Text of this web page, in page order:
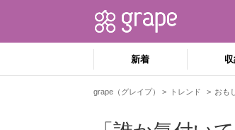
新着
grape（グレイプ） トレンド おも